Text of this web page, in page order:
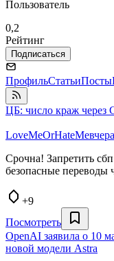
Пользователь
0,2
Рейтинг
Подписаться
ПрофильСтатьиПосты
ЦБ: число краж через
LoveMeOrHateMe
Срочна! Запретить
безопасные переводы
+9
Посмотреть
OpenAI заявила о 10
новой модели Astra